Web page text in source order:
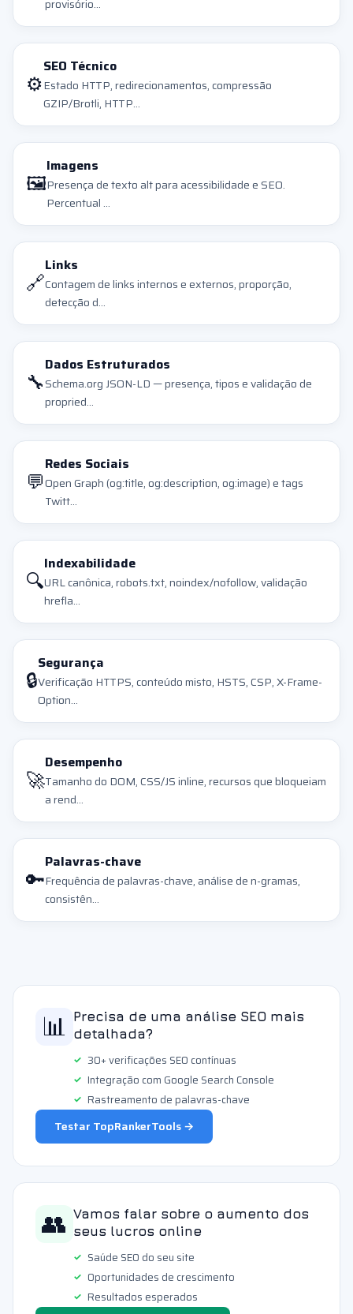
provisório...
⚙️
SEO Técnico
Estado HTTP, redirecionamentos, compressão
GZIP/Brotli, HTTP...
🖼️
Imagens
Presença de texto alt para acessibilidade e SEO.
Percentual ...
🔗
Links
Contagem de links internos e externos, proporção,
detecção d...
🔧
Dados Estruturados
Schema.org JSON-LD — presença, tipos e validação de
propried...
💬
Redes Sociais
Open Graph (og:title, og:description, og:image) e tags
Twitt...
🔍
Indexabilidade
URL canônica, robots.txt, noindex/nofollow, validação
hrefla...
🔒
Segurança
Verificação HTTPS, conteúdo misto, HSTS, CSP, X-Frame-
Option...
🚀
Desempenho
Tamanho do DOM, CSS/JS inline, recursos que bloqueiam
a rend...
🔑
Palavras-chave
Frequência de palavras-chave, análise de n-gramas,
consistên...
📊 Precisa de uma análise SEO mais
detalhada?
30+ verificações SEO contínuas
Integração com Google Search Console
Rastreamento de palavras-chave
Testar TopRankerTools →
👥 Vamos falar sobre o aumento dos
seus lucros online
Saúde SEO do seu site
Oportunidades de crescimento
Resultados esperados